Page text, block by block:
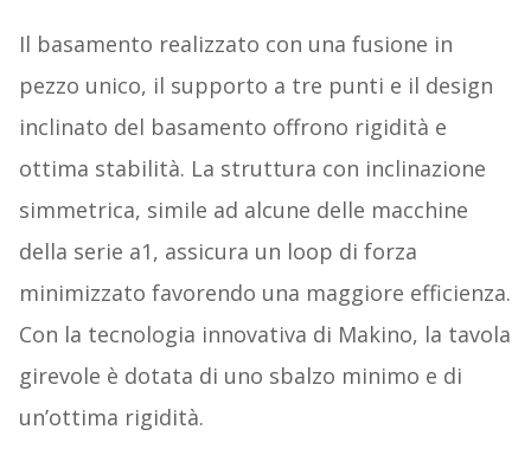
Il basamento realizzato con una fusione in
pezzo unico, il supporto a tre punti e il design
inclinato del basamento offrono rigidità e
ottima stabilità. La struttura con inclinazione
simmetrica, simile ad alcune delle macchine
della serie a1, assicura un loop di forza
minimizzato favorendo una maggiore efficienza.
Con la tecnologia innovativa di Makino, la tavola
girevole è dotata di uno sbalzo minimo e di
un’ottima rigidità.